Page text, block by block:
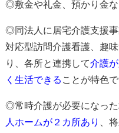
◎敷金や礼金、預かり金
◎同法人に居宅介護支援
対応型訪問介護看護、趣
り、各所と連携して介護
く生活できる ことが特色で
◎常時介護が必要になった
人ホームが２カ所あり